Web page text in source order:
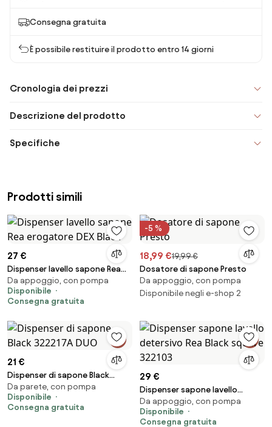
Consegna gratuita
È possibile restituire il prodotto entro 14 giorni
Cronologia dei prezzi
Descrizione del prodotto
Specifiche
Prodotti simili
27 €
Dispenser lavello sapone Rea
erogatore DEX Black
Da appoggio, con pompa
Disponibile
Consegna gratuita
-5 %
18,99 €19,99 €
Dosatore di sapone Presto
Da appoggio, con pompa
Disponibile negli e-shop 2
21 €
Dispenser di sapone Black
322217A DUO
Da parete, con pompa
Disponibile
Consegna gratuita
29 €
Dispenser sapone lavello
detersivo Rea Black square
322103
Da appoggio, con pompa
Disponibile
Consegna gratuita